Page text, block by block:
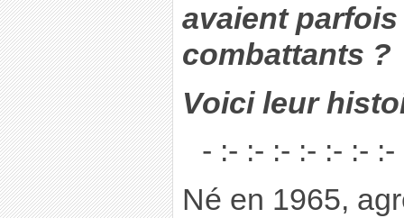
avaient parfois
combattants ?
Voici leur
- :- :- :- :- :- :-
Né en 1965,